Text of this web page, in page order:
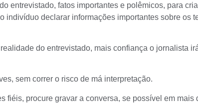
entrevistado, fatos importantes e polêmicos, para
indivíduo declarar informações importantes sobre os
do entrevistado, mais confiança o jornalista
sem correr o risco de má interpretação.
fiéis, procure gravar a conversa, se possível em mais